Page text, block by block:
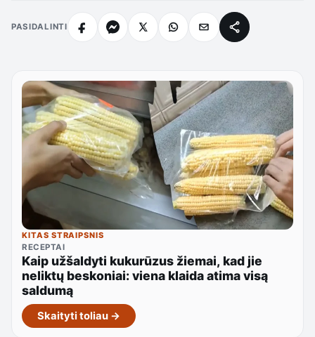
PASIDALINTI
KITAS STRAIPSNIS
RECEPTAI
Kaip užšaldyti kukurūzus žiemai, kad jie
neliktų beskoniai: viena klaida atima visą
saldumą
Skaityti toliau →